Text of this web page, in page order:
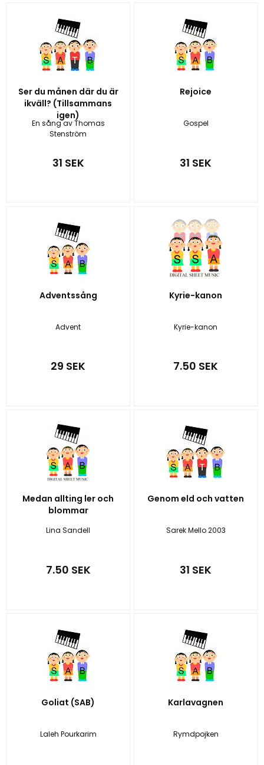
Ser du månen där du är
ikväll? (Tillsammans
igen)
En sång av Thomas
Stenström
31 SEK
Rejoice
Gospel
31 SEK
Adventssång
Advent
29 SEK
Kyrie-kanon
Kyrie-kanon
7.50 SEK
Medan allting ler och
blommar
Lina Sandell
7.50 SEK
Genom eld och vatten
Sarek Mello 2003
31 SEK
Goliat (SAB)
Laleh Pourkarim
Karlavagnen
Rymdpojken